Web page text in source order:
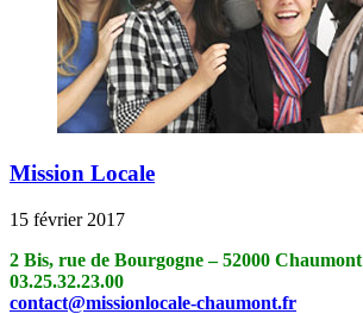
Mission Locale
15 février 2017
2 Bis, rue de Bourgogne – 52000 Chaumont
03.25.32.23.00
contact@missionlocale-chaumont.fr